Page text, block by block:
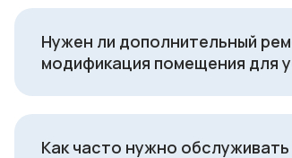
Нужен ли дополнительный
модификация помещения для
Как часто нужно обслуживать